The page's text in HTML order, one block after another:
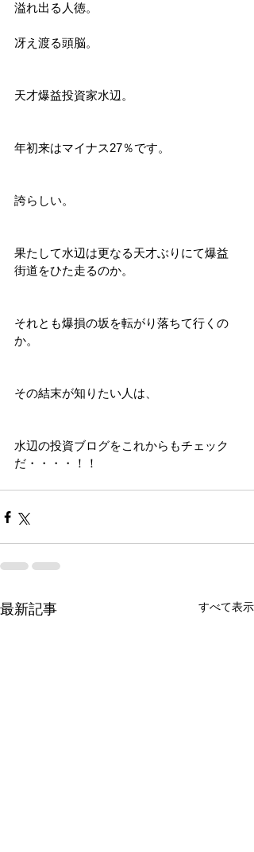
溢れ出る人徳。
冴え渡る頭脳。
天才爆益投資家水辺。
年初来はマイナス27％です。
誇らしい。
果たして水辺は更なる天才ぶりにて爆益
街道をひた走るのか。
それとも爆損の坂を転がり落ちて行くの
か。
その結末が知りたい人は、
水辺の投資ブログをこれからもチェック
だ・・・・！！
最新記事 すべて表示